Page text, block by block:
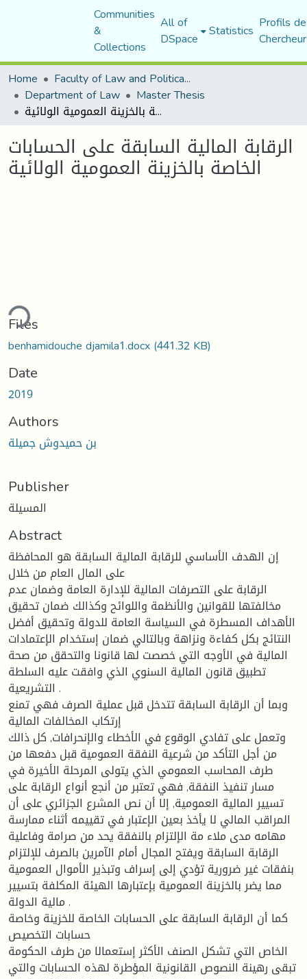
Communities
&
Collections
All of
DSpace Statistics Profils
Home
Faculty of Law and Political Science
Department of Law Master Thesis
الرقابة المالية السابقة على الحسابات الخاصة بالخزينة العمومية الولائية
الرقابة المالية السابقة على الحسابات
الخاصة بالخزينة العمومية الولائية
Loading...
Files
benhamidouche djamila1.docx(441.32 KB)
Date
2019
Authors
بن حميدوش جميلة
Publisher
المسيلة
Abstract
إن الهدف الأساسي للرقابة المالية السابقة هو المحافظة
على المال العام من خلال
الرقابة على التصرفات المالية للإدارة العامة وضمان عدم
مخالفتها للقوانين والأنظمة واللوائح وكذالك ضمان تحقيق
الأهداف المسطرة في السياسة العامة للدولة وتحقيق أفضل
النتائج بكل كفاءة ونزاهة وبالتالي ضمان إستخدام الإعتمادات
المالية في الأوجه التي خصصت لها قانونا والتحقق من صحة
تطبيق قانون المالية السنوي الذي وافقت عليه السلطة
التشريعية .
وبما أن الرقابة السابقة تتدخل قبل عملية الصرف فهي تمنع
إرتكاب المخالفات المالية
وتعمل على تفادي الوقوع في الأخطاء والإنحرافات, كل ذالك
من أجل التأكد من شرعية النفقة العمومية قبل دفعها من
طرف المحاسب العمومي الذي يتولى المرحلة الأخيرة في
مسار تنفيذ النفقة, فهي تعتبر من أنجع أنواع الرقابة على
تسيير المالية العمومية, إلا أن نص المشرع الجزائري على أن
المراقب المالي لا يأخذ بعين الإعتبار في تقييمه أثناء ممارسة
مهامه مدى ملاء مة الإلتزام بالنفقة يحد من صرامة وفاعلية
الرقابة السابقة ويفتح المجال أمام الآمرين بالصرف للإلتزام
بنفقات غير ضرورية تؤدي إلى إسراف وتبذير الأموال العمومية
مما يضر بالخزينة العمومية بإعتبارها الهيئة المكلفة بتسيير
مالية الدولة .
كما أن الرقابة السابقة على الحسابات الخاصة للخزينة وخاصة
حسابات التخصيص
الخاص التي تشكل الصنف الأكثر إستعمالا من طرف الحكومة
تبقى رهينة النصوص القانونية المؤطرة لهذه الحسابات والتي